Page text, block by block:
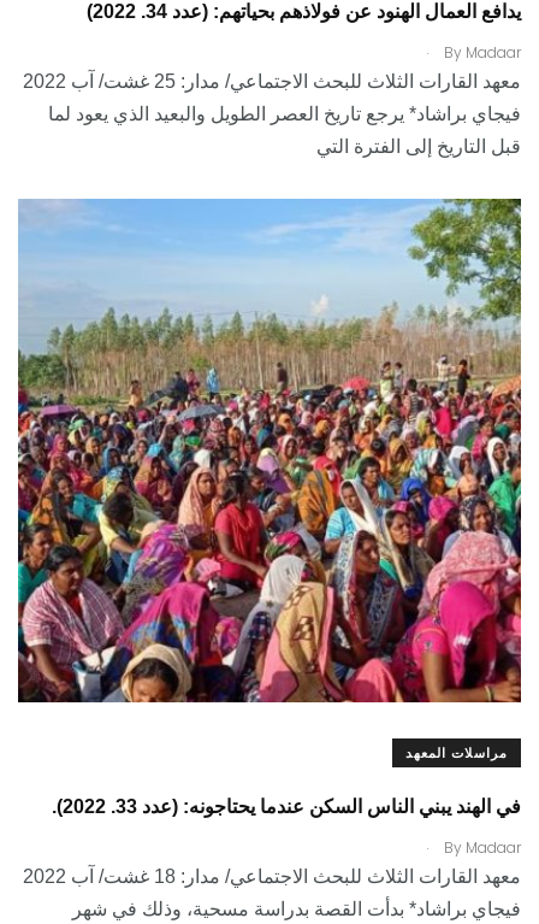
يدافع العمال الهنود عن فولاذهم بحياتهم: (عدد 34. 2022)
By Madaar
.
معهد القارات الثلاث للبحث الاجتماعي/ مدار: 25 غشت/ آب 2022
فيجاي براشاد* يرجع تاريخ العصر الطويل والبعيد الذي يعود لما
قبل التاريخ إلى الفترة التي
مراسلات المعهد
في الهند يبني الناس السكن عندما يحتاجونه: (عدد 33. 2022).
By Madaar
.
معهد القارات الثلاث للبحث الاجتماعي/ مدار: 18 غشت/ آب 2022
فيجاي براشاد* بدأت القصة بدراسة مسحية، وذلك في شهر